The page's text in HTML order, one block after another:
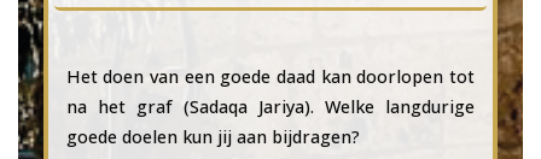
Het doen van een goede daad kan doorlopen tot
na het graf (Sadaqa Jariya). Welke langdurige
goede doelen kun jij aan bijdragen?